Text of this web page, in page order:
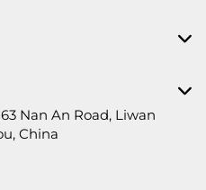
Nan An Road, Liwan
China